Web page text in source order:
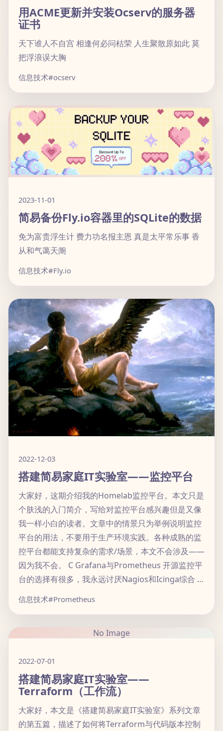
用ACME更新并安装Ocserv的服务器
证书
天下谁人不自宫 相逢何必问枯荣 人生聚散原如此 莫
把浮浪误大胸
信息技术#ocserv
2023-11-01
简易备份Fly.io容器里的SQLite的数据
免为富贵浮生计 费力功名报主恩 真是太平常乐事 香
从和气蔼天阍
信息技术#Fly.io
2022-12-03
搭建简易家庭IT实验室——监控平台
大家好，这期介绍我的Homelab监控平台。本文只是
个肤浅的入门简介，写给对监控平台感兴趣但是又像
我一样小白的读者。文章中的情景只为举例说明监控
平台的用法，不要用于生产环境实践。各种成熟的监
控平台都能支持复杂的需求/场景，本文不会涉及——
因为我不会。 C Grafana与Prometheus 开源监控平
台的选择有很多，我永远讨厌Nagios和Icinga综合 …
信息技术#Prometheus
No Image
2022-07-01
搭建简易家庭IT实验室——
Terraform（工作流）
大家好，本文是《搭建简易家庭IT实验室》系列文章
的第五篇，描述了如何将Terraform与代码版本控制